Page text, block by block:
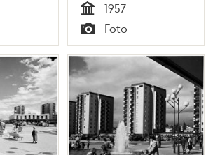
Tid
1957
Typ
Foto